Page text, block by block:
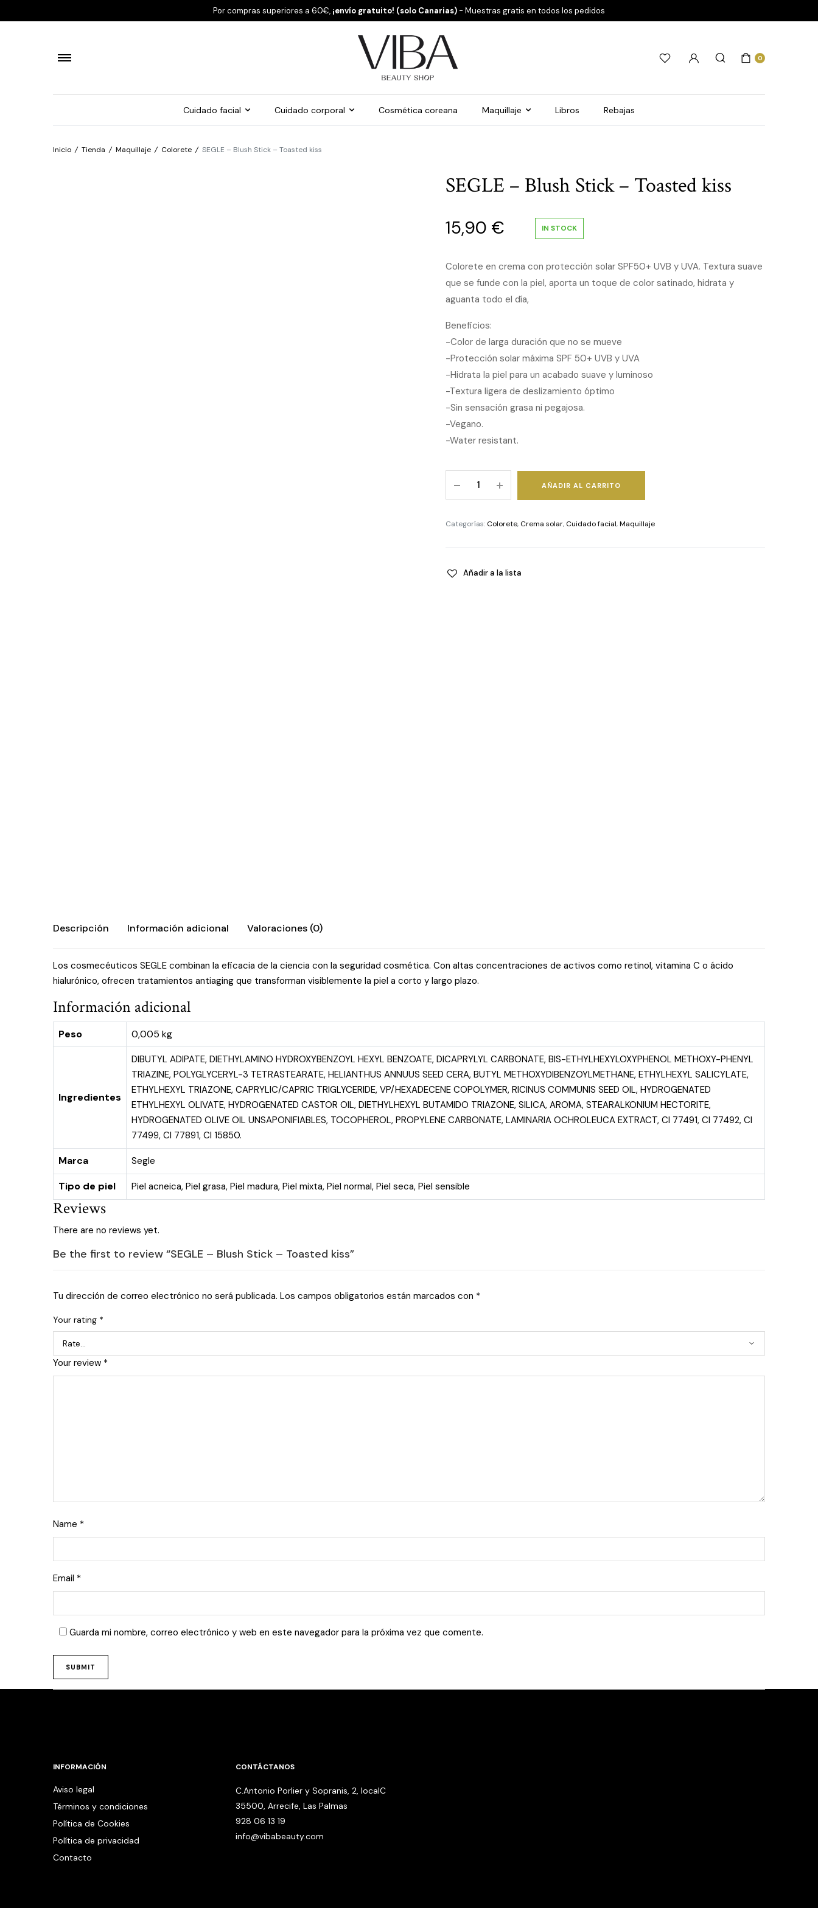
Por compras superiores a 60€, ¡envío gratuito! (solo Canarias) - Muestras gratis en todos los pedidos
0
Cuidado facial Cuidado corporal Cosmética coreana Maquillaje Libros Rebajas
Inicio / Tienda / Maquillaje / Colorete / SEGLE – Blush Stick – Toasted kiss
SEGLE – Blush Stick – Toasted kiss
15,90 € IN STOCK
Colorete en crema con protección solar SPF50+ UVB y UVA. Textura suave
que se funde con la piel, aporta un toque de color satinado, hidrata y
aguanta todo el día,
Beneficios:
-Color de larga duración que no se mueve
-Protección solar máxima SPF 50+ UVB y UVA
-Hidrata la piel para un acabado suave y luminoso
-Textura ligera de deslizamiento óptimo
-Sin sensación grasa ni pegajosa.
-Vegano.
-Water resistant.
Stick
Toasted
quantity
AÑADIR AL CARRITO
Categorías: Colorete, Crema solar, Cuidado facial,Maquillaje
Añadir a la lista
Descripción Información adicional Valoraciones (0)
Los cosmecéuticos SEGLE combinan la eficacia de la ciencia con la seguridad cosmética. Con altas concentraciones de activos como retinol, vitamina C o ácido
hialurónico, ofrecen tratamientos antiaging que transforman visiblemente la piel a corto y largo plazo.
Información adicional
Peso 0,005 kg
Ingredientes
DIBUTYL ADIPATE, DIETHYLAMINO HYDROXYBENZOYL HEXYL BENZOATE, DICAPRYLYL CARBONATE, BIS-ETHYLHEXYLOXYPHENOL METHOXY-PHENYL
TRIAZINE, POLYGLYCERYL-3 TETRASTEARATE, HELIANTHUS ANNUUS SEED CERA, BUTYL METHOXYDIBENZOYLMETHANE, ETHYLHEXYL SALICYLATE,
ETHYLHEXYL TRIAZONE, CAPRYLIC/CAPRIC TRIGLYCERIDE, VP/HEXADECENE COPOLYMER, RICINUS COMMUNIS SEED OIL, HYDROGENATED
ETHYLHEXYL OLIVATE, HYDROGENATED CASTOR OIL, DIETHYLHEXYL BUTAMIDO TRIAZONE, SILICA, AROMA, STEARALKONIUM HECTORITE,
HYDROGENATED OLIVE OIL UNSAPONIFIABLES, TOCOPHEROL, PROPYLENE CARBONATE, LAMINARIA OCHROLEUCA EXTRACT, CI 77491, CI 77492, CI
77499, CI 77891, CI 15850.
Marca Segle
Tipo de piel Piel acneica, Piel grasa, Piel madura, Piel mixta, Piel normal, Piel seca, Piel sensible
Reviews
There are no reviews yet.
Be the first to review “SEGLE – Blush Stick – Toasted kiss”
Tu dirección de correo electrónico no será publicada. Los campos obligatorios están marcados con *
Your rating *
Your review *
Name *
Email *
Guarda mi nombre, correo electrónico y web en este navegador para la próxima vez que comente.
INFORMACIÓN
Aviso legal
Términos y condiciones
Política de Cookies
Política de privacidad
Contacto
CONTÁCTANOS
C.Antonio Porlier y Sopranis, 2, localC
35500, Arrecife, Las Palmas
928 06 13 19
info@vibabeauty.com